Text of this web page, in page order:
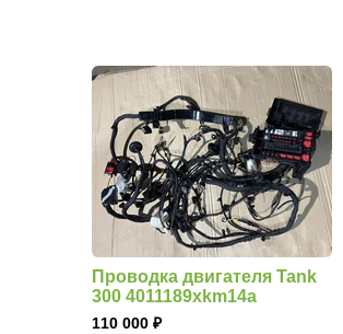
Проводка двигателя Tank
300 4011189xkm14a
110 000